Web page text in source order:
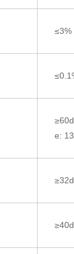
≤3%
≤
≥
e:
≥
≥